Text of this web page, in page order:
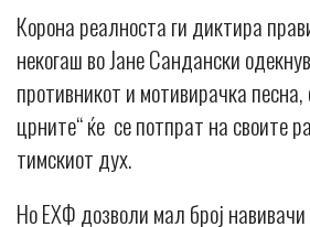
Корона реалноста ги диктира
некогаш во Јане Сандански
противникот и мотивирачка песна,
црните“ ќе се потпрат на своите
тимскиот дух.
Но ЕХФ дозволи мал број